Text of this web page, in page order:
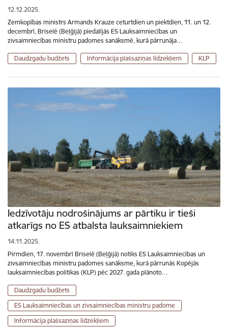
12.12.2025.
Zemkopības ministrs Armands Krauze ceturtdien un piektdien, 11. un 12.
decembrī, Briselē (Beļģijā) piedalījās ES Lauksaimniecības un
zivsaimniecības ministru padomes sanāksmē, kurā pārrunāja…
Daudzgadu budžets Informācija plašsaziņas līdzekļiem KLP
Iedzīvotāju nodrošinājums ar pārtiku ir tieši
atkarīgs no ES atbalsta lauksaimniekiem
14.11.2025.
Pirmdien, 17. novembrī Briselē (Beļģijā) notiks ES Lauksaimniecības un
zivsaimniecības ministru padomes sanāksme, kurā pārrunās Kopējās
lauksaimniecības politikas (KLP) pēc 2027. gada plānoto…
Daudzgadu budžets
ES Lauksaimniecības un zivsaimniecības ministru padome
Informācija plašsaziņas līdzekļiem